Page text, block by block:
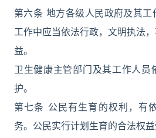
第六条 地方各级人民政府及其
工作中应当依法行政，文明执法
益。
卫生健康主管部门及其工作人员
护。
第七条 公民有生育的权利，有
务。公民实行计划生育的合法权益